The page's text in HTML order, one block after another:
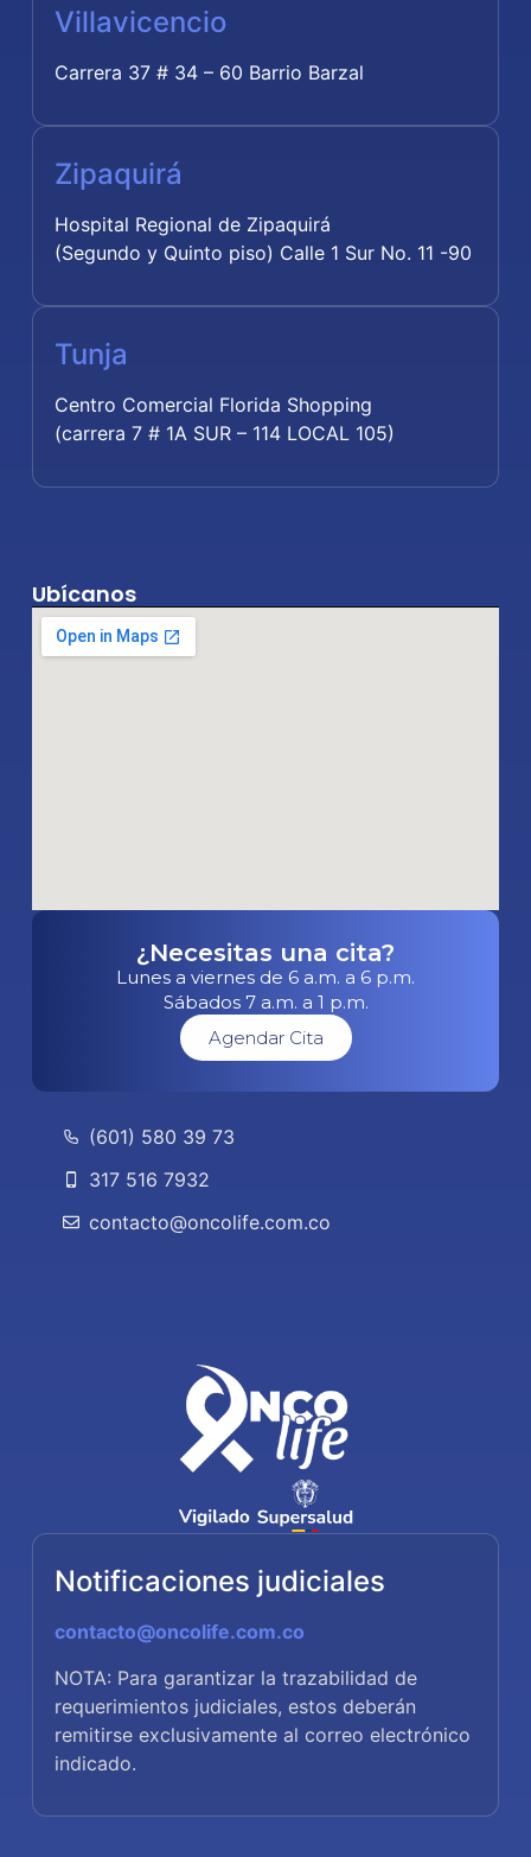
Notificaciones judiciales
contacto@oncolife.com.co
NOTA: Para garantizar la trazabilidad de
requerimientos judiciales, estos deberán
remitirse exclusivamente al correo electrónico
indicado.
Villavicencio
Carrera 37 # 34 – 60 Barrio Barzal
Zipaquirá
Hospital Regional de Zipaquirá
(Segundo y Quinto piso) Calle 1 Sur No. 11 -90
Tunja
Centro Comercial Florida Shopping
(carrera 7 # 1A SUR – 114 LOCAL 105)
Ubícanos
¿Necesitas una cita?
Lunes a viernes de 6 a.m. a 6 p.m.
Sábados 7 a.m. a 1 p.m.
Agendar Cita
(601) 580 39 73
317 516 7932
contacto@oncolife.com.co